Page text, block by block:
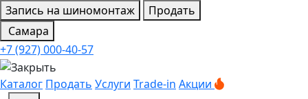
Запись на шиномонтаж
Продать
Самара
+7 (927) 000-40-57
Каталог Продать Услуги Trade-in Акции